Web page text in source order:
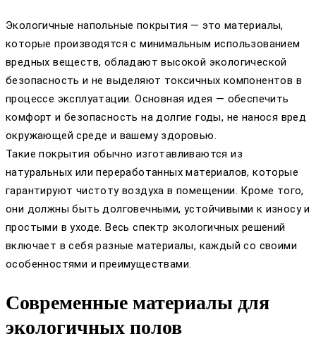
Экологичные напольные покрытия — это материалы,
которые производятся с минимальным использованием
вредных веществ, обладают высокой экологической
безопасность и не выделяют токсичных компонентов в
процессе эксплуатации. Основная идея — обеспечить
комфорт и безопасность на долгие годы, не нанося вред
окружающей среде и вашему здоровью.
Такие покрытия обычно изготавливаются из
натуральных или переработанных материалов, которые
гарантируют чистоту воздуха в помещении. Кроме того,
они должны быть долговечными, устойчивыми к износу и
простыми в уходе. Весь спектр экологичных решений
включает в себя разные материалы, каждый со своими
особенностями и преимуществами.
Современные материалы для
экологичных полов